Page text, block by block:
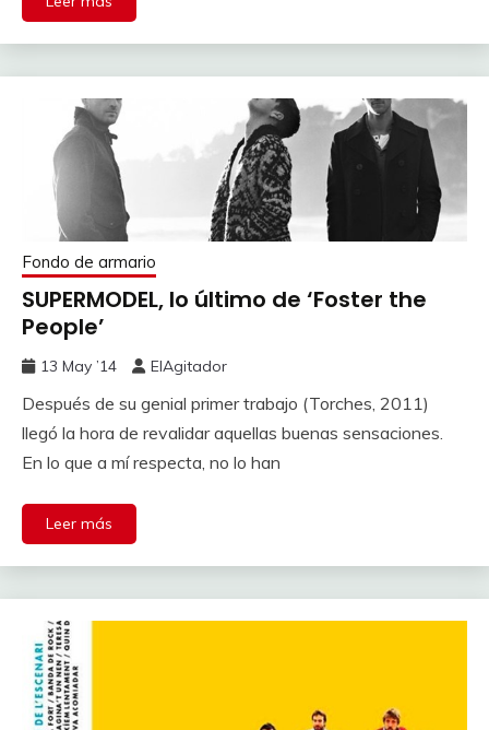
Fondo de armario
SUPERMODEL, lo último de ‘Foster the
People’
13 May ’14 ElAgitador
Después de su genial primer trabajo (Torches, 2011)
llegó la hora de revalidar aquellas buenas sensaciones.
En lo que a mí respecta, no lo han
Leer más